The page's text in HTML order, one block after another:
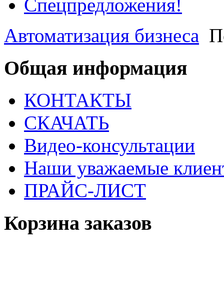
Спецпредложения!
Автоматизация бизнеса
Общая информация
КОНТАКТЫ
СКАЧАТЬ
Видео-консультации
Наши уважаемые
ПРАЙС-ЛИСТ
Корзина заказов